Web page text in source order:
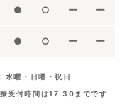
● ○ ー ー
● ○ ー ー
曜・日曜・祝日
受付時間は17:30までです